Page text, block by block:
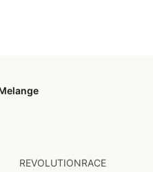
REVOLUTIONRACE